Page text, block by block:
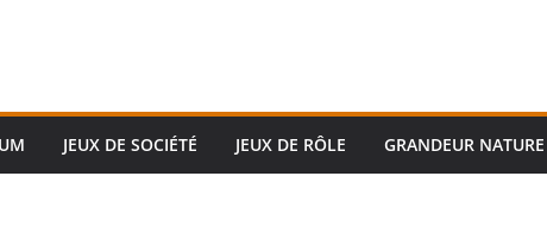
JEUX DE SOCIÉTÉ JEUX DE RÔLE GRANDEUR NATURE